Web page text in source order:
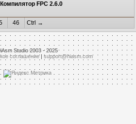
Компилятор FPC 2.6.0
46 Ctrl →
Studio 2003 - 2025
соглашение| support@hiasm.com